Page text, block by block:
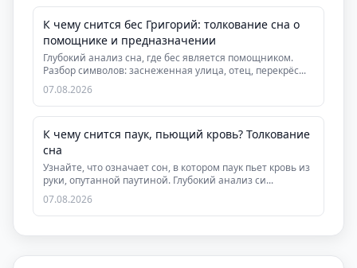
К чему снится бес Григорий: толкование сна о
помощнике и предназначении
Глубокий анализ сна, где бес является помощником.
Разбор символов: заснеженная улица, отец, перекрёс...
07.08.2026
К чему снится паук, пьющий кровь? Толкование
сна
Узнайте, что означает сон, в котором паук пьет кровь из
руки, опутанной паутиной. Глубокий анализ си...
07.08.2026